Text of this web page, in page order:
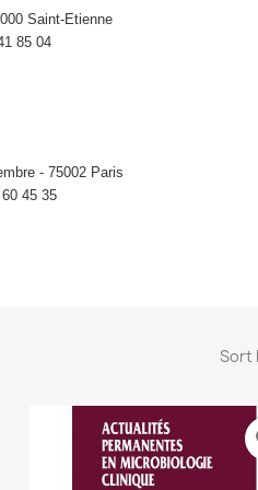
Saint-Etienne
85 04
- 75002 Paris
45 35
Sort